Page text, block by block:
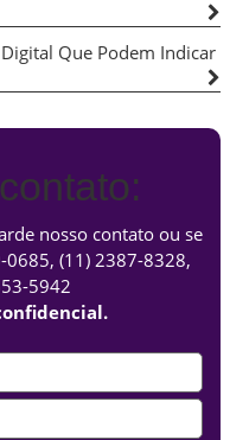
Que Podem Indicar
nosso contato ou se
0685, (11) 2387-8328,
5942